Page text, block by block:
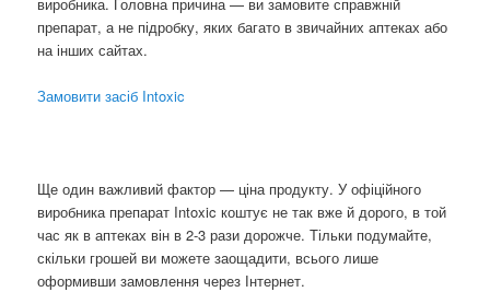
виробника. Головна причина — ви замовите справжній
препарат, а не підробку, яких багато в звичайних аптеках або
на інших сайтах.
Замовити засіб Intoxic
Ще один важливий фактор — ціна продукту. У офіційного
виробника препарат Intoxic коштує не так вже й дорого, в той
час як в аптеках він в 2-3 рази дорожче. Тільки подумайте,
скільки грошей ви можете заощадити, всього лише
оформивши замовлення через Інтернет.